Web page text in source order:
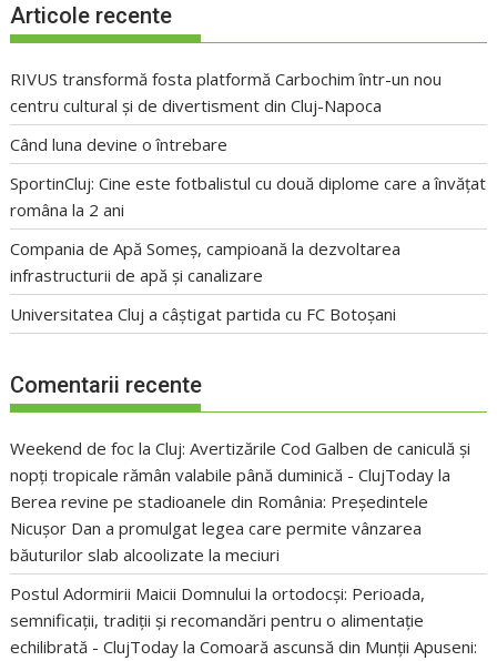
Articole recente
RIVUS transformă fosta platformă Carbochim într-un nou
centru cultural și de divertisment din Cluj-Napoca
Când luna devine o întrebare
SportinCluj: Cine este fotbalistul cu două diplome care a învățat
româna la 2 ani
Compania de Apă Someș, campioană la dezvoltarea
infrastructurii de apă și canalizare
Universitatea Cluj a câștigat partida cu FC Botoșani
Comentarii recente
Weekend de foc la Cluj: Avertizările Cod Galben de caniculă și
nopți tropicale rămân valabile până duminică - ClujToday la
Berea revine pe stadioanele din România: Președintele
Nicușor Dan a promulgat legea care permite vânzarea
băuturilor slab alcoolizate la meciuri
Postul Adormirii Maicii Domnului la ortodocși: Perioada,
semnificații, tradiții și recomandări pentru o alimentație
echilibrată - ClujToday laComoară ascunsă din Munții Apuseni: